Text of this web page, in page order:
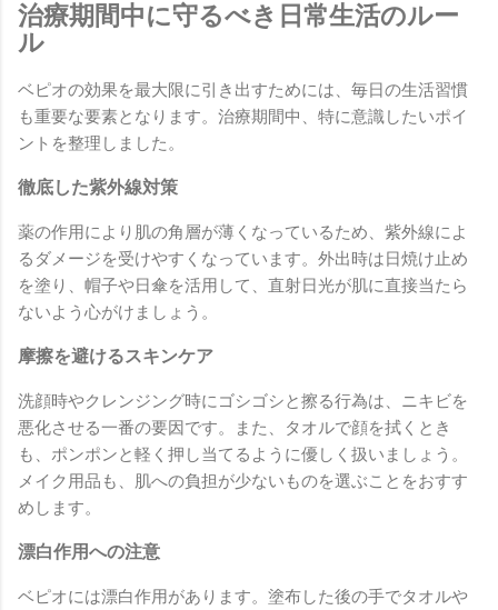
治療期間中に守るべき日常生活のルー
ル
ベピオの効果を最大限に引き出すためには、毎日の生活習慣
も重要な要素となります。治療期間中、特に意識したいポイ
ントを整理しました。
徹底した紫外線対策
薬の作用により肌の角層が薄くなっているため、紫外線によ
るダメージを受けやすくなっています。外出時は日焼け止め
を塗り、帽子や日傘を活用して、直射日光が肌に直接当たら
ないよう心がけましょう。
摩擦を避けるスキンケア
洗顔時やクレンジング時にゴシゴシと擦る行為は、ニキビを
悪化させる一番の要因です。また、タオルで顔を拭くとき
も、ポンポンと軽く押し当てるように優しく扱いましょう。
メイク用品も、肌への負担が少ないものを選ぶことをおすす
めします。
漂白作用への注意
ベピオには漂白作用があります。塗布した後の手でタオルや